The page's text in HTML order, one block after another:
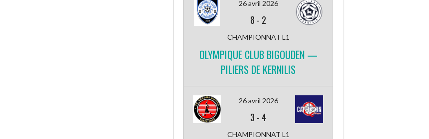
26 avril 2026
8 - 2
CHAMPIONNAT L1
OLYMPIQUE CLUB BIGOUDEN —
PILIERS DE KERNILIS
26 avril 2026
3 - 4
CHAMPIONNAT L1